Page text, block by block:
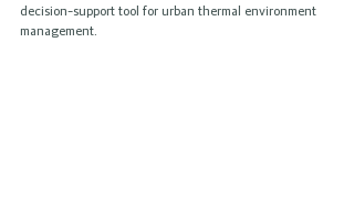
decision-support tool for urban thermal environment
management.